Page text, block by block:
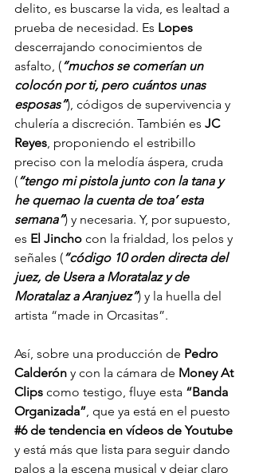
delito, es buscarse la vida, es lealtad a
prueba de necesidad. Es Lopes
descerrajando conocimientos de
asfalto, (“muchos se comerían un
colocón por ti, pero cuántos unas
esposas”), códigos de supervivencia y
chulería a discreción. También es JC
Reyes, proponiendo el estribillo
preciso con la melodía áspera, cruda
(“tengo mi pistola junto con la tana y
he quemao la cuenta de toa’ esta
semana”) y necesaria. Y, por supuesto,
es El Jincho con la frialdad, los pelos y
señales (“código 10 orden directa del
juez, de Usera a Moratalaz y de
Moratalaz a Aranjuez”) y la huella del
artista “made in Orcasitas”.
Así, sobre una producción de Pedro
Calderón y con la cámara de Money At
Clips como testigo, fluye esta “Banda
Organizada”, que ya está en el puesto
#6 de tendencia en vídeos de Youtube
y está más que lista para seguir dando
palos a la escena musical y dejar claro